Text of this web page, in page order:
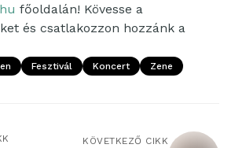
főoldalán! Kövesse a
és csatlakozzon hozzánk a
Fesztivál Koncert Zene
KÖVETKEZŐ CIKK